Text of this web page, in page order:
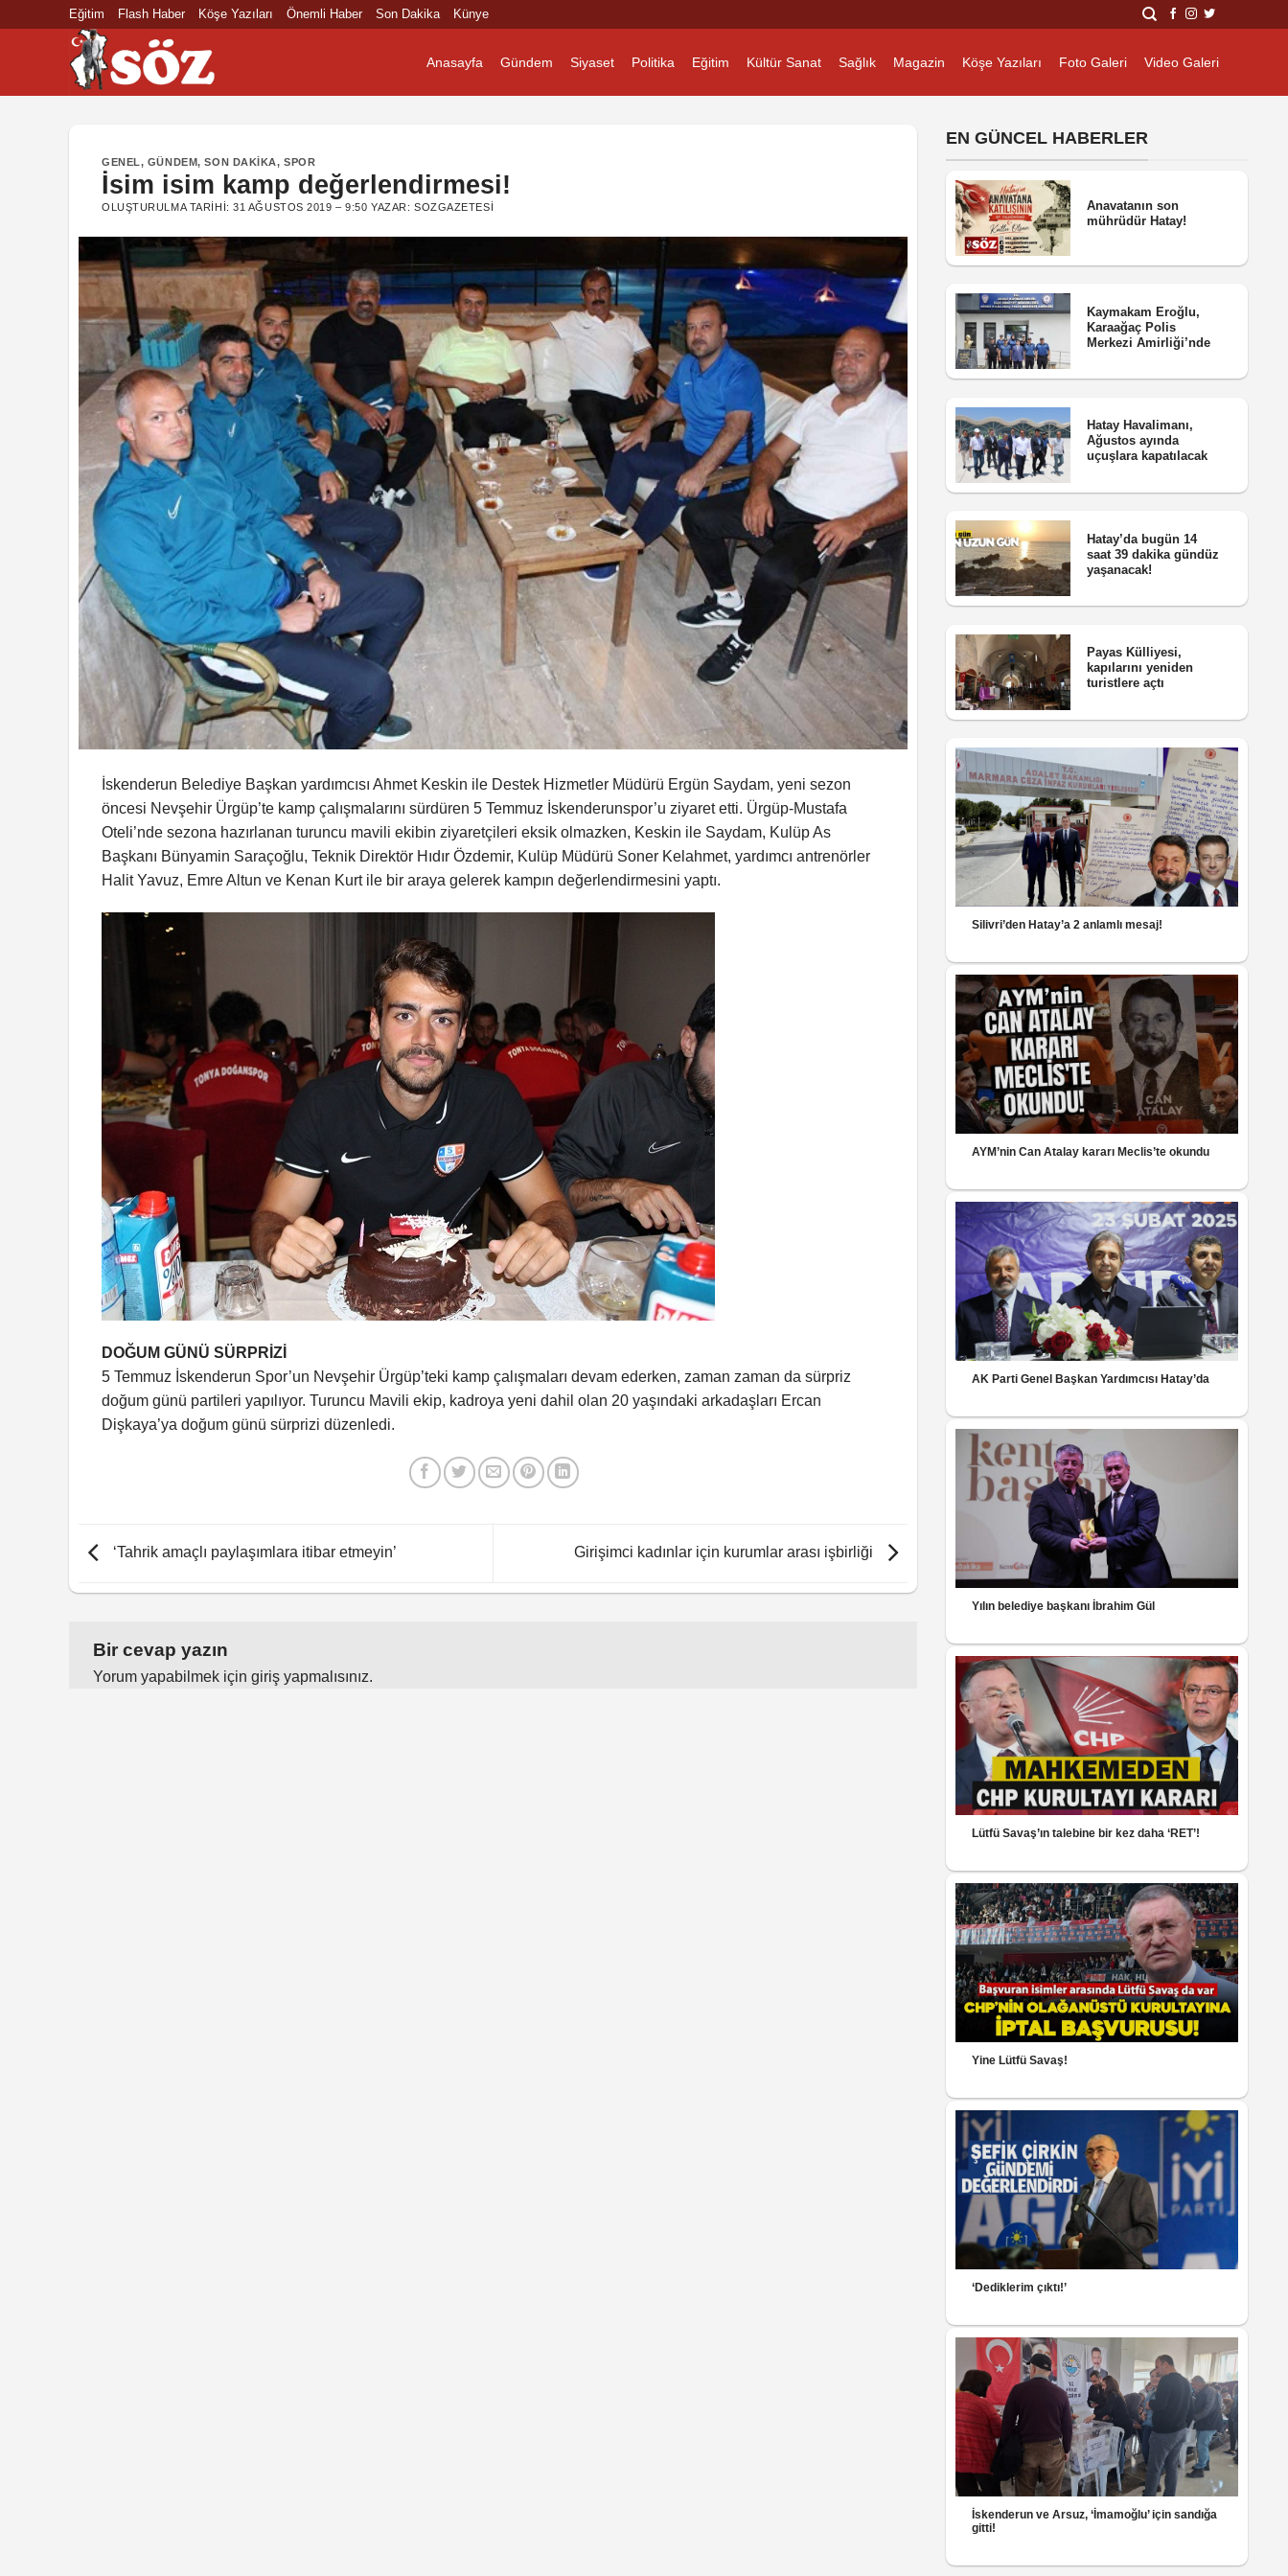
Eğitim Flash Haber Köşe Yazıları Önemli Haber Son Dakika Künye
Anasayfa Gündem Siyaset Politika Eğitim Kültür Sanat Sağlık Magazin Köşe Yazıları Foto Galeri Video Galeri
GENEL, GÜNDEM,SON DAKIKA,SPOR
İsim isim kamp değerlendirmesi!
OLUŞTURULMA TARIHI:31 AĞUSTOS 2019 – 9:50 YAZAR:SOZGAZETESI
İskenderun Belediye Başkan yardımcısı Ahmet Keskin ile Destek Hizmetler Müdürü Ergün Saydam, yeni sezon
öncesi Nevşehir Ürgüp’te kamp çalışmalarını sürdüren 5 Temmuz İskenderunspor’u ziyaret etti. Ürgüp-Mustafa
Oteli’nde sezona hazırlanan turuncu mavili ekibin ziyaretçileri eksik olmazken, Keskin ile Saydam, Kulüp As
Başkanı Bünyamin Saraçoğlu, Teknik Direktör Hıdır Özdemir, Kulüp Müdürü Soner Kelahmet, yardımcı antrenörler
Halit Yavuz, Emre Altun ve Kenan Kurt ile bir araya gelerek kampın değerlendirmesini yaptı.
DOĞUM GÜNÜ SÜRPRİZİ
5 Temmuz İskenderun Spor’un Nevşehir Ürgüp’teki kamp çalışmaları devam ederken, zaman zaman da sürpriz
doğum günü partileri yapılıyor. Turuncu Mavili ekip, kadroya yeni dahil olan 20 yaşındaki arkadaşları Ercan
Dişkaya’ya doğum günü sürprizi düzenledi.
‘Tahrik amaçlı paylaşımlara itibar etmeyin’ Girişimci kadınlar için kurumlar arası işbirliği
Bir cevap yazın
Yorum yapabilmek için giriş yapmalısınız.
EN GÜNCEL HABERLER
Anavatanın son
mührüdür Hatay!
Kaymakam Eroğlu,
Karaağaç Polis
Merkezi Amirliği’nde
Hatay Havalimanı,
Ağustos ayında
uçuşlara kapatılacak
Hatay’da bugün 14
saat 39 dakika gündüz
yaşanacak!
Payas Külliyesi,
kapılarını yeniden
turistlere açtı
Silivri’den Hatay’a 2 anlamlı mesaj!
AYM’nin Can Atalay kararı Meclis’te okundu
AK Parti Genel Başkan Yardımcısı Hatay’da
Yılın belediye başkanı İbrahim Gül
Lütfü Savaş’ın talebine bir kez daha ‘RET’!
Yine Lütfü Savaş!
‘Dediklerim çıktı!’
İskenderun ve Arsuz, ‘İmamoğlu’ için sandığa
gitti!